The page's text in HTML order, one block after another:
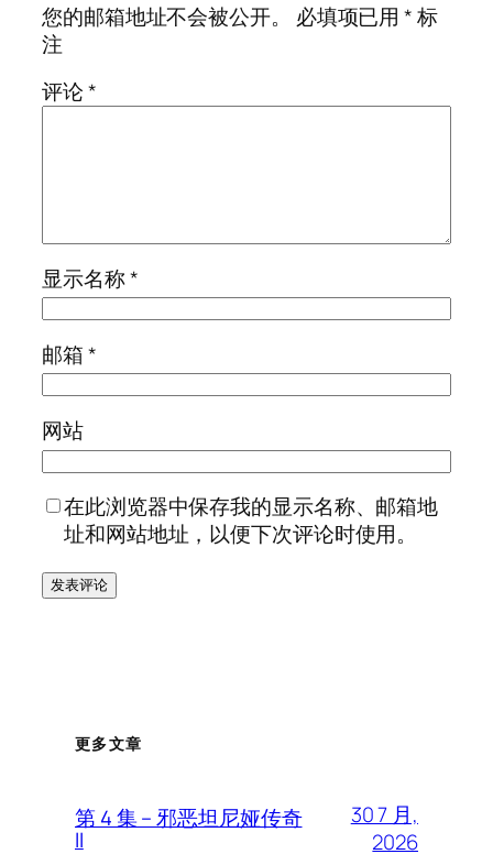
您的邮箱地址不会被公开。
必填项已用*标
注
评论*
显示名称*
邮箱*
网站
在此浏览器中保存我的显示名称、邮箱地
址和网站地址，以便下次评论时使用。
更多文章
第 4 集 – 邪恶坦尼娅传奇
II
30 7 月,
2026